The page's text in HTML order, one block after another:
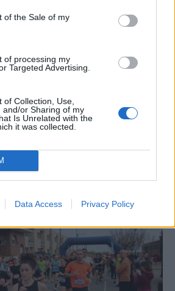
of the Sale of my
of processing my
Targeted Advertising.
of Collection, Use,
and/or Sharing of my
Is Unrelated with the
it was collected.
Data Access Privacy Policy
Caçadors de subvencions